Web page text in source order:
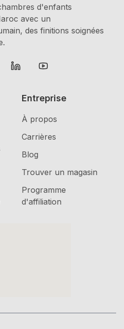
d'enfants
avec un
des finitions soignées
Entreprise
À propos
Carrières
Blog
Trouver un magasin
Programme
d'affiliation